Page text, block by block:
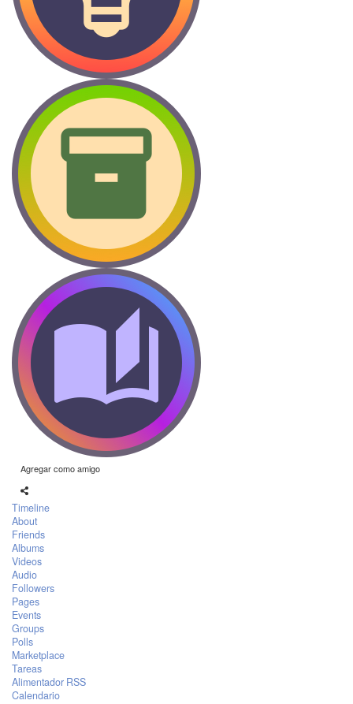
Agregar como amigo
Timeline
About
Friends
Albums
Videos
Audio
Followers
Pages
Events
Groups
Polls
Marketplace
Tareas
Alimentador RSS
Calendario